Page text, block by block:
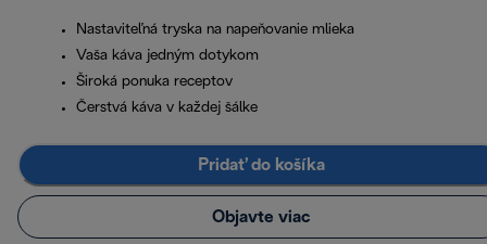
Nastaviteľná tryska na napeňovanie mlieka
Vaša káva jedným dotykom
Široká ponuka receptov
Čerstvá káva v každej šálke
Pridať do košíka
Objavte viac